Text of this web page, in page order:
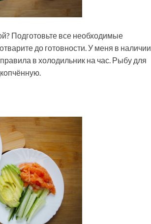
Подготовьте все необходимые
до готовности. У меня в наличии
в холодильник на час. Рыбу для